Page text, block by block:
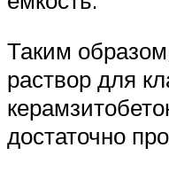
Таким
раствор для
достаточно